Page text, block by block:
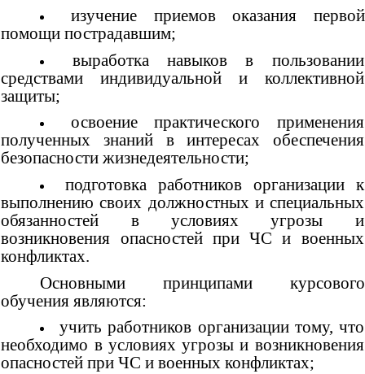
изучение приемов оказания первой
помощи пострадавшим;
выработка навыков в пользовании
средствами индивидуальной и коллективной
защиты;
освоение практического применения
полученных знаний в интересах обеспечения
безопасности жизнедеятельности;
подготовка работников организации к
выполнению своих должностных и специальных
обязанностей в условиях угрозы и
возникновения опасностей при ЧС и военных
конфликтах.
Основными принципами курсового
обучения являются:
учить работников организации тому, что
необходимо в условиях угрозы и возникновения
опасностей при ЧС и военных конфликтах;